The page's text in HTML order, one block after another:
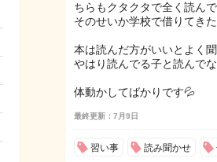
ちらもクタクタで全く読ん
そのせいか学校で借りてき
本は読んだ方がいいとよく聞
やはり読んでる子と読んで
体動かしてばかりです💦
最終更新：7月9日
習い事 読み聞かせ